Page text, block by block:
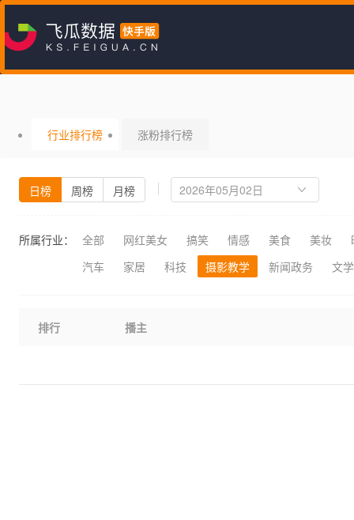
行业排行榜 涨粉排行榜
日榜 周榜 月榜
所属行业： 全部 网红美女 搞笑 情感 美食 美妆
汽车
家居 科技 摄影教学 新闻政务 文
排行 播主